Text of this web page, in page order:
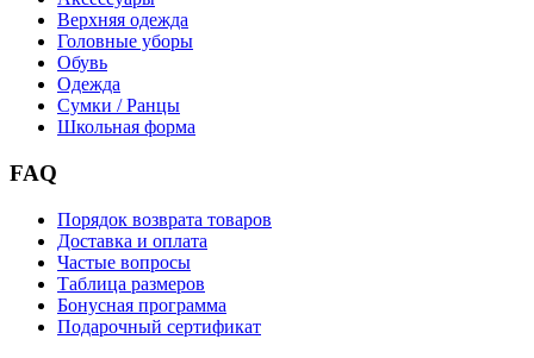
Верхняя одежда
Головные уборы
Обувь
Одежда
Сумки / Ранцы
Школьная форма
FAQ
Порядок возврата товаров
Доставка и оплата
Частые вопросы
Таблица размеров
Бонусная программа
Подарочный сертификат